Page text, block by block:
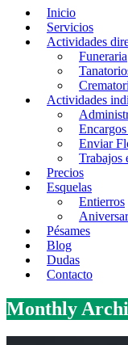
Inicio
Servicios
Actividades
Funeraria
Actividades
Enviar
Trabajos
Precios
Esquelas
Entierros
Pésames
Blog
Dudas
Contacto
Monthly